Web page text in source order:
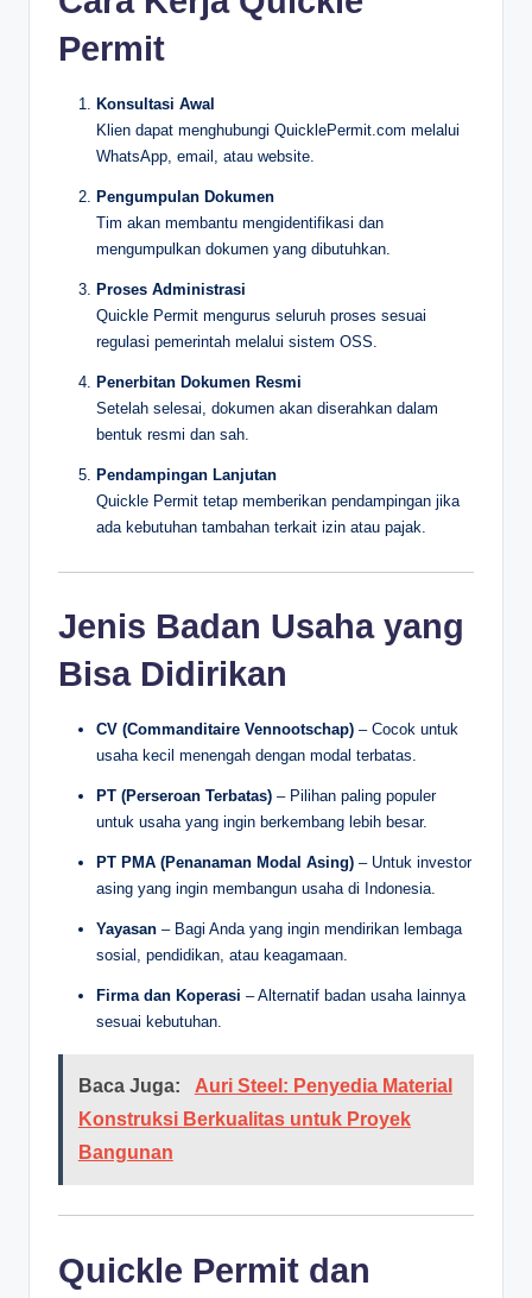
Permit
Konsultasi Awal
Klien dapat menghubungi QuicklePermit.com melalui
WhatsApp, email, atau website.
Pengumpulan Dokumen
Tim akan membantu mengidentifikasi dan
mengumpulkan dokumen yang dibutuhkan.
Proses Administrasi
Quickle Permit mengurus seluruh proses sesuai
regulasi pemerintah melalui sistem OSS.
Penerbitan Dokumen Resmi
Setelah selesai, dokumen akan diserahkan dalam
bentuk resmi dan sah.
Pendampingan Lanjutan
Quickle Permit tetap memberikan pendampingan jika
ada kebutuhan tambahan terkait izin atau pajak.
Jenis Badan Usaha yang
Bisa Didirikan
CV (Commanditaire Vennootschap) – Cocok untuk
usaha kecil menengah dengan modal terbatas.
PT (Perseroan Terbatas) – Pilihan paling populer
untuk usaha yang ingin berkembang lebih besar.
PT PMA (Penanaman Modal Asing) – Untuk investor
asing yang ingin membangun usaha di Indonesia.
Yayasan – Bagi Anda yang ingin mendirikan lembaga
sosial, pendidikan, atau keagamaan.
Firma dan Koperasi – Alternatif badan usaha lainnya
sesuai kebutuhan.
Baca Juga:
Auri Steel: Penyedia Material
Konstruksi Berkualitas untuk Proyek
Bangunan
Quickle Permit dan